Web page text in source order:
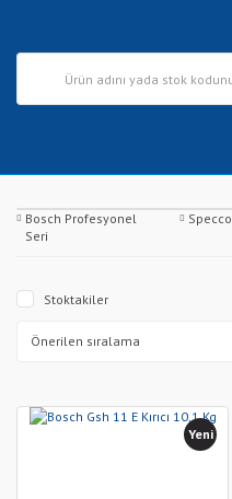
Bosch Profesyonel
Seri
Specco
Stoktakiler
Yeni